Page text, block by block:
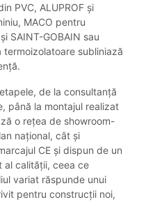
PVC, ALUPROF și
MACO pentru
SAINT-GOBAIN sau
termoizolatoare subliniază
de la consultanță
până la montajul realizat
o rețea de showroom-
național, cât și
CE și dispun de un
al calității, ceea ce
variat răspunde unui
pentru construcții noi,